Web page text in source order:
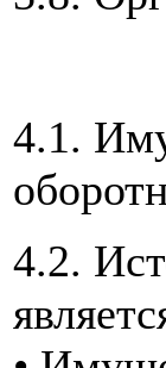
4.1.
4.2.